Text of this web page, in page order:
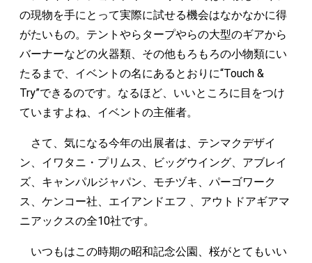
の現物を手にとって実際に試せる機会はなかなかに得
がたいもの。テントやらタープやらの大型のギアから
バーナーなどの火器類、その他もろもろの小物類にい
たるまで、イベントの名にあるとおりに“Touch &
Try”できるのです。なるほど、いいところに目をつけ
ていますよね、イベントの主催者。
さて、気になる今年の出展者は、テンマクデザイ
ン、イワタニ・プリムス、ビッグウイング、アブレイ
ズ、キャンパルジャパン、モチヅキ、パーゴワーク
ス、ケンコー社、エイアンドエフ 、アウトドアギアマ
ニアックスの全10社です。
いつもはこの時期の昭和記念公園、桜がとてもいい